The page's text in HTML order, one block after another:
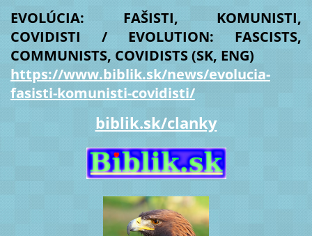
EVOLÚCIA: FAŠISTI, KOMUNISTI,
COVIDISTI / EVOLUTION: FASCISTS,
COMMUNISTS, COVIDISTS (SK, ENG)
https://www.biblik.sk/news/evolucia-
fasisti-komunisti-covidisti/
biblik.sk/clanky